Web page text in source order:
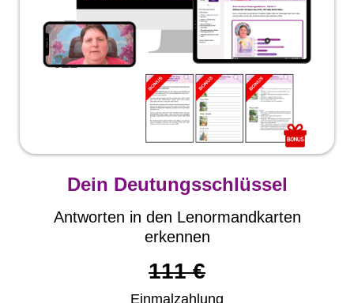
Dein Deutungsschlüssel
Antworten in den Lenormandkarten
erkennen
111 €
Einmalzahlung